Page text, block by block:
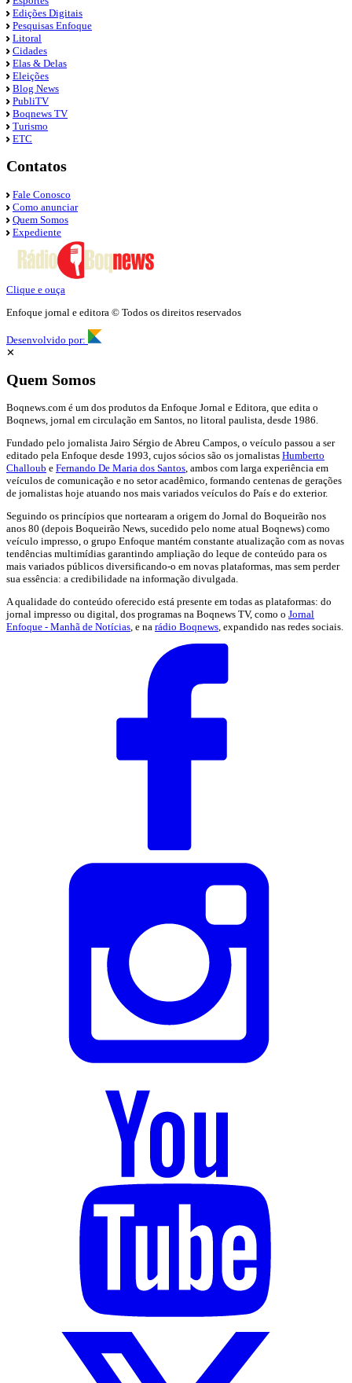
Edições Digitais
Pesquisas Enfoque
Litoral
Cidades
Elas & Delas
Eleições
Blog News
PubliTV
Boqnews TV
Turismo
ETC
Contatos
Fale Conosco
Como anunciar
Quem Somos
Expediente
Clique e ouça
Enfoque jornal e editora © Todos os direitos reservados
Desenvolvido por:
✕
Quem Somos
Boqnews.com é um dos produtos da Enfoque Jornal e Editora, que edita o
Boqnews, jornal em circulação em Santos, no litoral paulista, desde 1986.
Fundado pelo jornalista Jairo Sérgio de Abreu Campos, o veículo passou a ser
editado pela Enfoque desde 1993, cujos sócios são os jornalistas Humberto
Challoub e Fernando De Maria dos Santos , ambos com larga experiência em
veículos de comunicação e no setor acadêmico, formando centenas de gerações
de jornalistas hoje atuando nos mais variados veículos do País e do exterior.
Seguindo os princípios que nortearam a origem do Jornal do Boqueirão nos
anos 80 (depois Boqueirão News, sucedido pelo nome atual Boqnews) como
veículo impresso, o grupo Enfoque mantém constante atualização com as novas
tendências multimídias garantindo ampliação do leque de conteúdo para os
mais variados públicos diversificando-o em novas plataformas, mas sem perder
sua essência: a credibilidade na informação divulgada.
A qualidade do conteúdo oferecido está presente em todas as plataformas: do
jornal impresso ou digital, dos programas na Boqnews TV, como o Jornal
Enfoque - Manhã de Notícias , e na rádio Boqnews , expandido nas redes sociais.